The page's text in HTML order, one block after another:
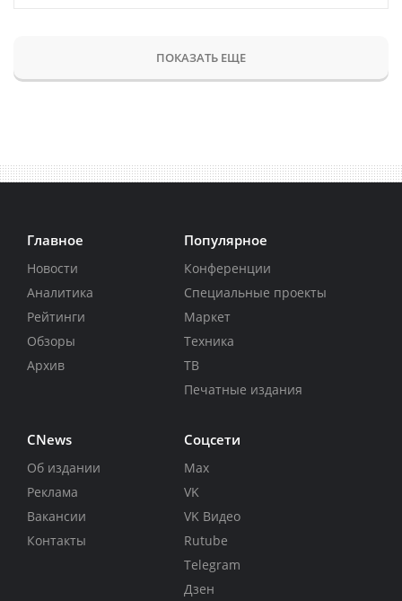
ПОКАЗАТЬ ЕЩЕ
Главное
Новости
Аналитика
Рейтинги
Обзоры
Архив
Популярное
Конференции
Специальные проекты
Маркет
Техника
ТВ
Печатные издания
CNews
Об издании
Реклама
Вакансии
Контакты
Соцсети
Max
VK
VK Видео
Rutube
Telegram
Дзен